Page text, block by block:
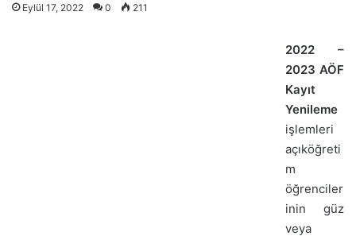
Eylül 17, 2022 0 211
2022 –
2023 AÖF
Kayıt
Yenileme
işlemleri
açıköğreti
m
öğrenciler
inin güz
veya